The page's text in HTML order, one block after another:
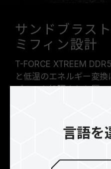
サンドブラス
ミフィン設計
T-FORCE XTREEM
と低温のエネルギー変
ブラスト処理された厚
ウムフィン設計は、玄
言語を